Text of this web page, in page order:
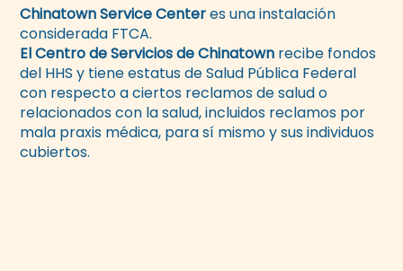
Chinatown Service Centeres una instalación
considerada FTCA.
El Centro de Servicios de Chinatown recibe fondos
del HHS y tiene estatus de Salud Pública Federal
con respecto a ciertos reclamos de salud o
relacionados con la salud, incluidos reclamos por
mala praxis médica, para sí mismo y sus individuos
cubiertos.